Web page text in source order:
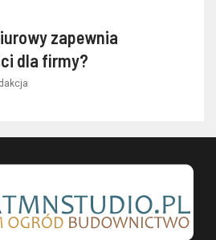
zapewnia
dla firmy?